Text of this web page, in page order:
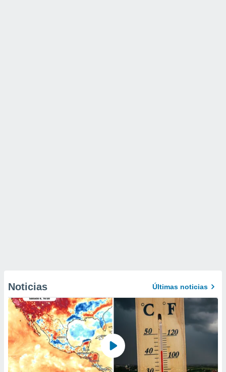
Noticias Últimas noticias